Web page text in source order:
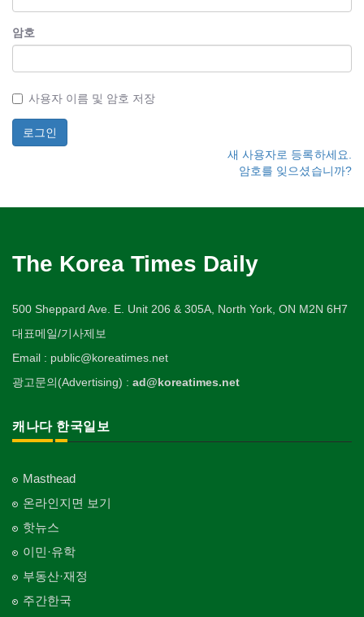
암호
사용자 이름 및 암호 저장
새 사용자로 등록하세요.
암호를 잊으셨습니까?
The Korea Times Daily
500 Sheppard Ave. E. Unit 206 & 305A, North York, ON M2N 6H7
대표메일/기사제보
Email : public@koreatimes.net
광고문의(Advertising) : ad@koreatimes.net
캐나다 한국일보
Masthead
온라인지면 보기
핫뉴스
이민·유학
부동산·재정
주간한국